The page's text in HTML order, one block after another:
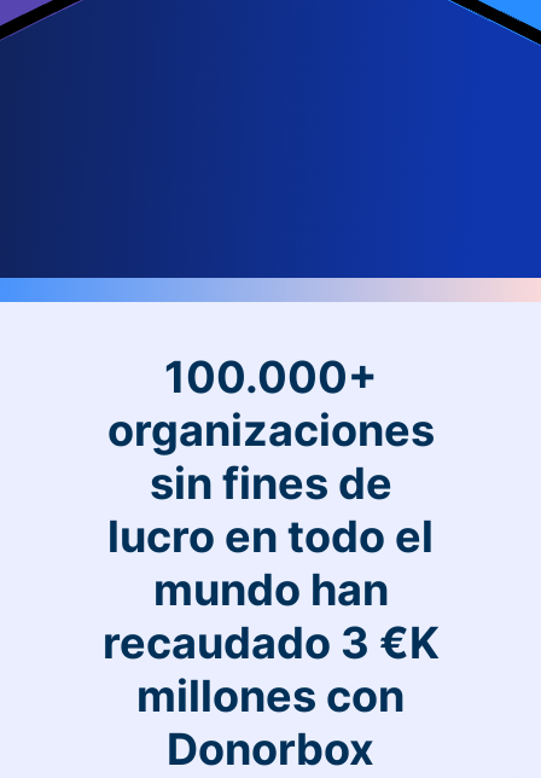
100.000+
organizaciones
sin fines de
lucro en todo el
mundo han
recaudado 3 €K
millones con
Donorbox